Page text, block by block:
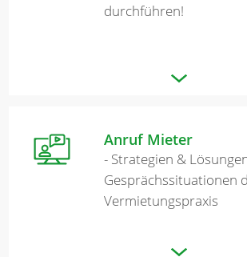
durchführen!
Anruf Mieter
- Strategien &
Gesprächssituationen
Vermietungspraxis